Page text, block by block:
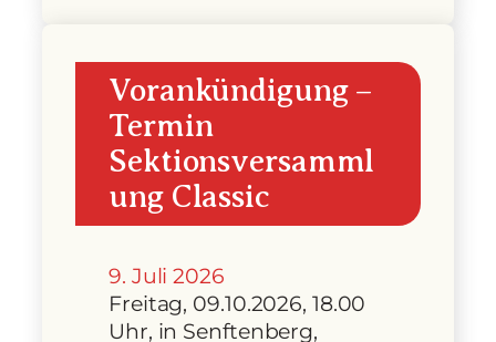
Vorankündigung –
Termin
Sektionsversamml
ung Classic
9. Juli 2026
Freitag, 09.10.2026, 18.00
Uhr, in Senftenberg,